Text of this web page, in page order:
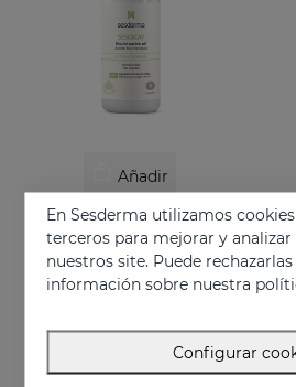
Añadir
SESCACAY Aceite Biointensivo
Aceite multifunción intensivo
37.95 €
En Sesderma utilizamos
terceros para mejorar y analizar
nuestros site. Puede
información sobre nuestra
Configurar